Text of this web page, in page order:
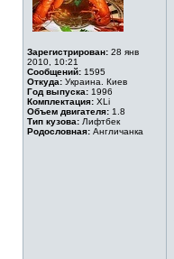
Зарегистрирован: 28 янв
2010, 10:21
Сообщений: 1595
Откуда: Украина. Киев
Год выпуска: 1996
Комплектация: XLi
Объем двигателя: 1.8
Тип кузова: Лифтбек
Родословная: Англичанка